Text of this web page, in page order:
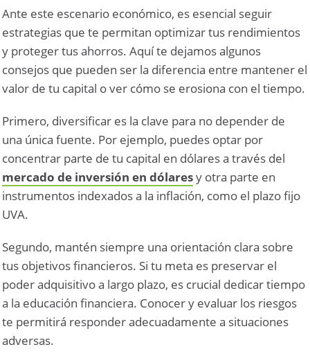
Ante este escenario económico, es esencial seguir
estrategias que te permitan optimizar tus rendimientos
y proteger tus ahorros. Aquí te dejamos algunos
consejos que pueden ser la diferencia entre mantener el
valor de tu capital o ver cómo se erosiona con el tiempo.
Primero, diversificar es la clave para no depender de
una única fuente. Por ejemplo, puedes optar por
concentrar parte de tu capital en dólares a través del
mercado de inversión en dólaresy otra parte en
instrumentos indexados a la inflación, como el plazo fijo
UVA.
Segundo, mantén siempre una orientación clara sobre
tus objetivos financieros. Si tu meta es preservar el
poder adquisitivo a largo plazo, es crucial dedicar tiempo
a la educación financiera. Conocer y evaluar los riesgos
te permitirá responder adecuadamente a situaciones
adversas.